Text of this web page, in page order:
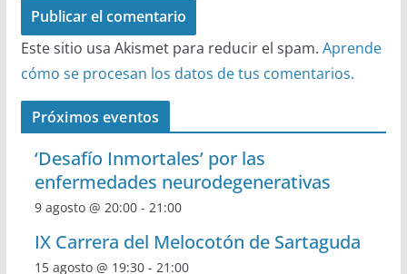
Este sitio usa Akismet para reducir el spam. Aprende
cómo se procesan los datos de tus comentarios.
Próximos eventos
‘Desafío Inmortales’ por las
enfermedades neurodegenerativas
9 agosto @ 20:00- 21:00
IX Carrera del Melocotón de Sartaguda
15 agosto @ 19:30- 21:00